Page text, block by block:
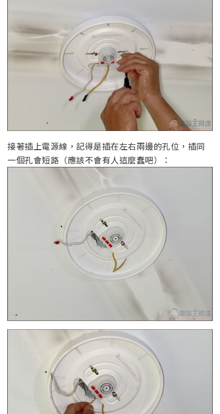
接著插上電源線，記得是插在左右兩邊的孔位，插同
一個孔會短路（應該不會有人這麼蠢吧）：